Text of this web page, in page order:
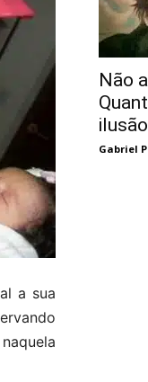
a sua
Não
Gabriel